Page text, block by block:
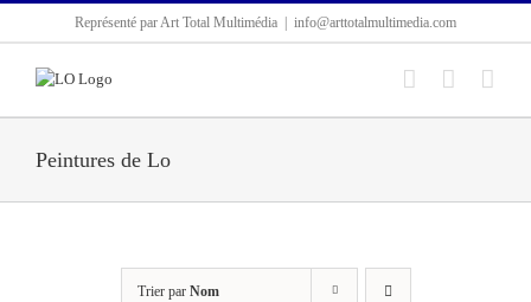
Représenté par Art Total Multimédia info@arttotalmultimedia.com
Peintures de Lo
Trier par Nom